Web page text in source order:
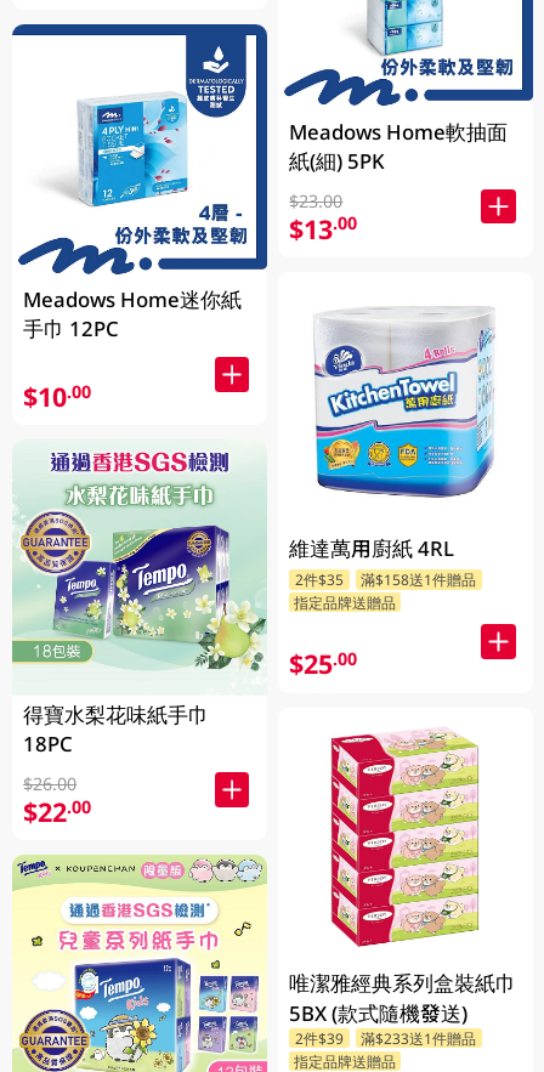
Meadows Home迷你紙
手巾 12PC
$10.00
得寶水梨花味紙手巾
18PC
$26.00
$22.00
Meadows Home軟抽面
紙(細) 5PK
$23.00
$13.00
維達萬用廚紙 4RL
2件$35
滿$158送1件贈品
指定品牌送贈品
$25.00
唯潔雅經典系列盒裝紙巾
5BX (款式隨機發送)
2件$39
滿$233送1件贈品
指定品牌送贈品